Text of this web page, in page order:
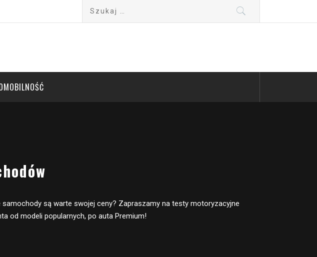
są warte swojej ceny? Zapraszamy na testy motoryzacyjne
od modeli popularnych, po auta Premium!